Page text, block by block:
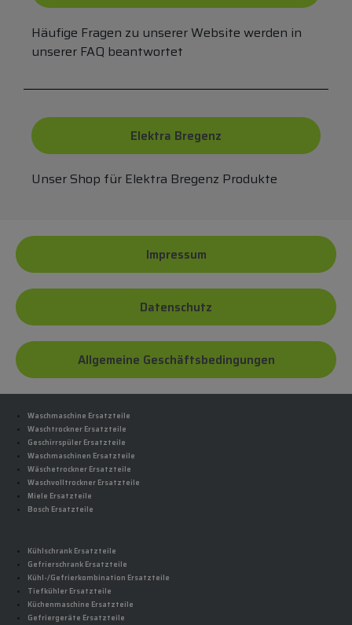
Häufige Fragen zu unserer Website werden in
unserer FAQ beantwortet
Elektra Bregenz
Unser Shop für Elektra Bregenz Produkte
Impressum
Datenschutz
Allgemeine Geschäftsbedingungen
Waschmaschine Ersatzteile
Waschtrockner Ersatzteile
Geschirrspüler Ersatzteile
Waschmaschinen Ersatzteile
Wäschetrockner Ersatzteile
Waschvolltrockner Ersatzteile
Miele Ersatzteile
Bosch Ersatzteile
Kühlschrank Ersatzteile
Gefrierschrank Ersatzteile
Kühl-/Gefrierkombination Ersatzteile
Tiefkühler Ersatzteile
Küchenmaschine Ersatzteile
Gefriergeräte Ersatzteile